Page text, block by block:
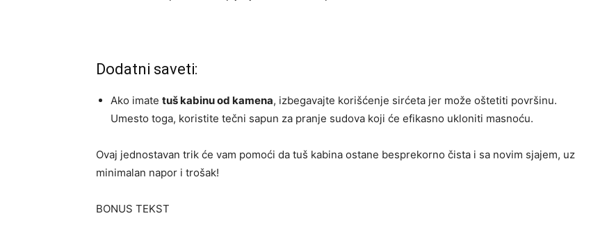
Dodatni saveti:
Ako imate tuš kabinu od kamena, izbegavajte korišćenje sirćeta jer može oštetiti površinu.
Umesto toga, koristite tečni sapun za pranje sudova koji će efikasno ukloniti masnoću.
Ovaj jednostavan trik će vam pomoći da tuš kabina ostane besprekorno čista i sa novim sjajem, uz
minimalan napor i trošak!
BONUS TEKST